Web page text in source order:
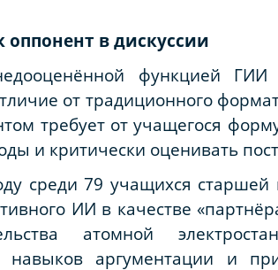
в дискуссии
функцией
от традиционного
требует от учащегося
и критически оценивать
среди 79 учащихся
ИИ в качестве
атомной
навыков аргументации и